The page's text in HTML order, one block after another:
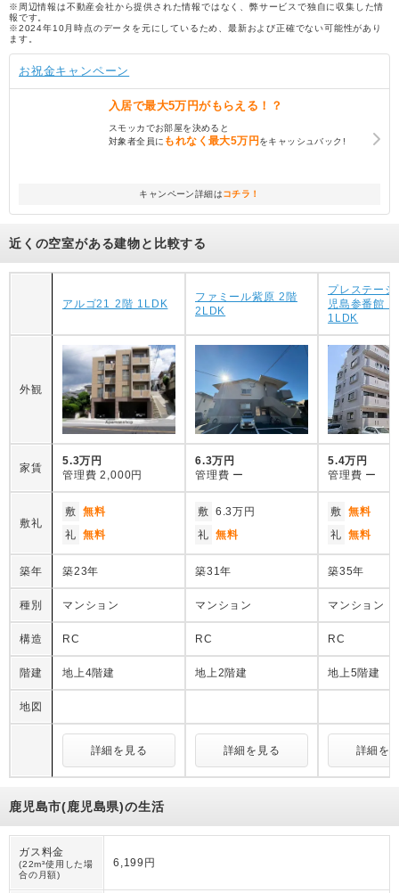
※周辺情報は不動産会社から提供された情報ではなく、弊サービスで独自に収集した情
報です。
※2024年10月時点のデータを元にしているため、最新および正確でない可能性があり
ます。
お祝金キャンペーン
入居で最大5万円がもらえる！？
スモッカでお部屋を決めると
対象者全員に もれなく最大5万円をキャッシュバック!
キャンペーン詳細はコチラ！
近くの空室がある建物と比較する
アルゴ21 2階 1LDK
ファミール紫原 2階
2LDK
プレステージ
児島参番館 1
1LDK
外観
家賃
5.3万円
管理費 2,000円
6.3万円
管理費 ー
5.4万円
管理費 ー
敷礼
敷 無料
礼 無料
敷 6.3万円
礼 無料
敷 無料
礼 無料
築年 築23年 築31年 築35年
種別 マンション マンション マンション
構造 RC RC RC
階建 地上4階建 地上2階建 地上5階建
地図
詳細を見る 詳細を見る 詳細を
鹿児島市(鹿児島県)の生活
ガス料金
(22m³使用した場
合の月額)
6,199円